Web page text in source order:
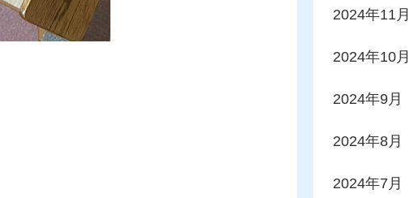
2024年11月
2024年10月
2024年9月
2024年8月
2024年7月